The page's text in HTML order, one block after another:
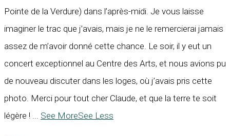
Pointe de la Verdure) dans l’après-midi. Je vous laisse
imaginer le trac que j’avais, mais je ne le remercierai jamais
assez de m’avoir donné cette chance. Le soir, il y eut un
concert exceptionnel au Centre des Arts, et nous avions pu
de nouveau discuter dans les loges, où j’avais pris cette
photo. Merci pour tout cher Claude, et que la terre te soit
légère ! ... See MoreSee Less